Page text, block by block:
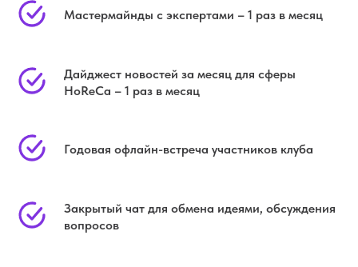
Мастермайнды с экспертами – 1 раз в месяц
Дайджест новостей за месяц для сферы
HoReCa – 1 раз в месяц
Годовая офлайн-встреча участников клуба
Закрытый чат для обмена идеями, обсуждения
вопросов